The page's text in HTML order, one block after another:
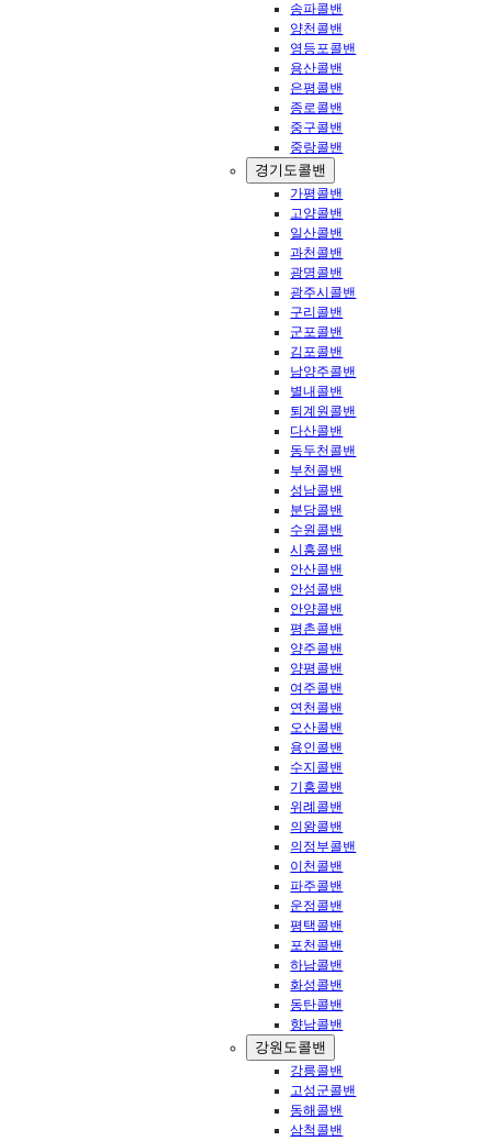
송파콜밴
양천콜밴
영등포콜밴
용산콜밴
은평콜밴
종로콜밴
중구콜밴
중랑콜밴
경기도콜밴
가평콜밴
고양콜밴
일산콜밴
과천콜밴
광명콜밴
광주시콜밴
구리콜밴
군포콜밴
김포콜밴
남양주콜밴
별내콜밴
퇴계원콜밴
다산콜밴
동두천콜밴
부천콜밴
성남콜밴
분당콜밴
수원콜밴
시흥콜밴
안산콜밴
안성콜밴
안양콜밴
평촌콜밴
양주콜밴
양평콜밴
여주콜밴
연천콜밴
오산콜밴
용인콜밴
수지콜밴
기흥콜밴
위례콜밴
의왕콜밴
의정부콜밴
이천콜밴
파주콜밴
운정콜밴
평택콜밴
포천콜밴
하남콜밴
화성콜밴
동탄콜밴
향남콜밴
강원도콜밴
강릉콜밴
고성군콜밴
동해콜밴
삼척콜밴